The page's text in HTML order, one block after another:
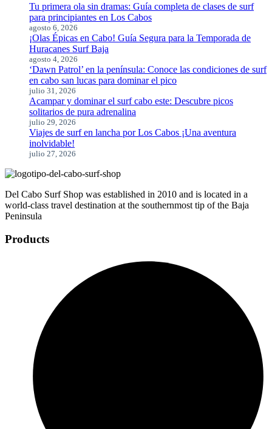
Tu primera ola sin dramas: Guía completa de clases de surf
para principiantes en Los Cabos
agosto 6, 2026
¡Olas Épicas en Cabo! Guía Segura para la Temporada de
Huracanes Surf Baja
agosto 4, 2026
‘Dawn Patrol’ en la península: Conoce las condiciones de surf
en cabo san lucas para dominar el pico
julio 31, 2026
Acampar y dominar el surf cabo este: Descubre picos
solitarios de pura adrenalina
julio 29, 2026
Viajes de surf en lancha por Los Cabos ¡Una aventura
inolvidable!
julio 27, 2026
Del Cabo Surf Shop was established in 2010 and is located in a
world-class travel destination at the southernmost tip of the Baja
Peninsula
Products